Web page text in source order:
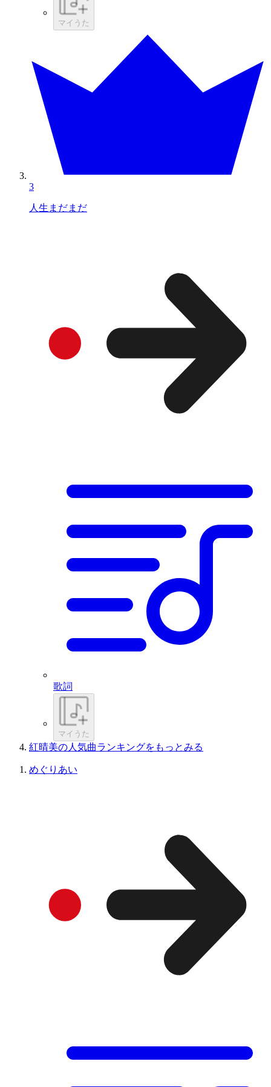
マイうた
3
人生まだまだ
歌詞
マイうた
紅晴美の人気曲ランキングをもっとみる
めぐりあい